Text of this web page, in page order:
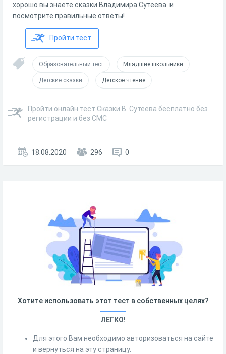
хорошо вы знаете сказки Владимира Сутеева и
посмотрите правильные ответы!
Пройти тест
Образовательный тест Младшие школьники
Детские сказки Детское чтение
Пройти онлайн тест Сказки В. Сутеева бесплатно без
регистрации и без СМС
18.08.2020 296 0
Хотите использовать этот тест в собственных целях?
ЛЕГКО!
Для этого Вам необходимо авторизоваться на сайте
и вернуться на эту страницу.